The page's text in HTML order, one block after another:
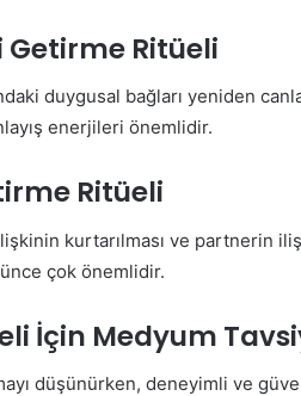
Getirme Ritüeli
duygusal bağları yeniden
enerjileri önemlidir.
Ritüeli
kurtarılması ve partnerin
çok önemlidir.
İçin Medyum
düşünürken, deneyimli ve